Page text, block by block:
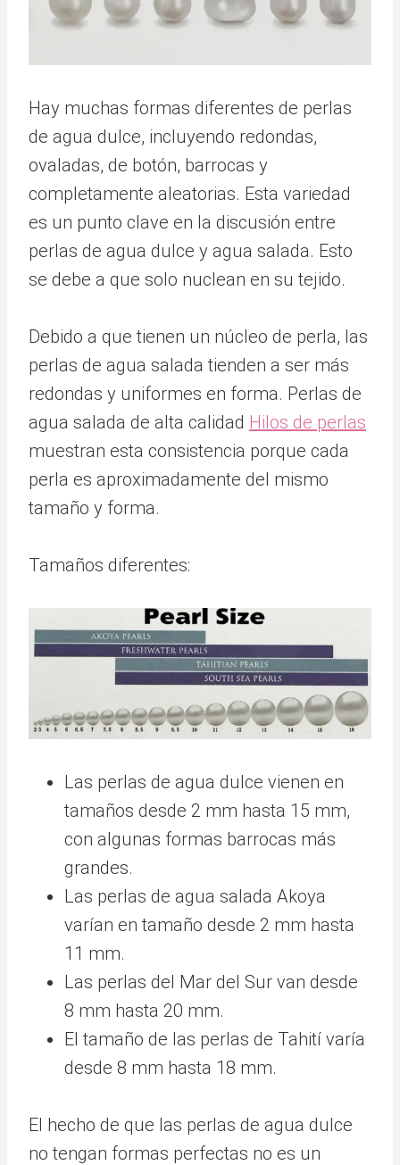
Hay muchas formas diferentes de perlas
de agua dulce, incluyendo redondas,
ovaladas, de botón, barrocas y
completamente aleatorias. Esta variedad
es un punto clave en la discusión entre
perlas de agua dulce y agua salada. Esto
se debe a que solo nuclean en su tejido.
Debido a que tienen un núcleo de perla, las
perlas de agua salada tienden a ser más
redondas y uniformes en forma. Perlas de
agua salada de alta calidad Hilos de perlas
muestran esta consistencia porque cada
perla es aproximadamente del mismo
tamaño y forma.
Tamaños diferentes:
Las perlas de agua dulce vienen en
tamaños desde 2 mm hasta 15 mm,
con algunas formas barrocas más
grandes.
Las perlas de agua salada Akoya
varían en tamaño desde 2 mm hasta
11 mm.
Las perlas del Mar del Sur van desde
8 mm hasta 20 mm.
El tamaño de las perlas de Tahití varía
desde 8 mm hasta 18 mm.
El hecho de que las perlas de agua dulce
no tengan formas perfectas no es un